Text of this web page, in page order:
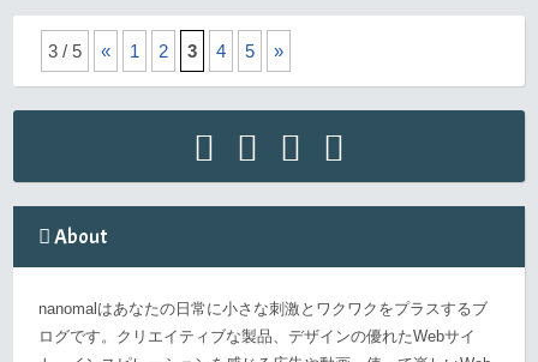
3 / 5 « 1 2 3 4 5 »
About
nanomalはあなたの日常に小さな刺激とワクワクをプラスするブ
ログです。クリエイティブな製品、デザインの優れたWebサイ